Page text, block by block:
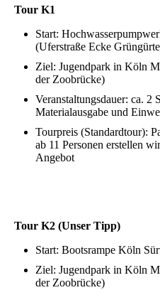
Tour K1
Start:
(Uferstraße Ecke
Ziel: Jugendpark in Köln
der Zoobrücke)
Veranstaltungsdauer: ca. 2
Materialausgabe und
Tourpreis (Standardtour):
ab 11 Personen erstellen
Angebot
Tour K2 (Unser Tipp)
Start: Bootsrampe Köln
Ziel: Jugendpark in Köln
der Zoobrücke)